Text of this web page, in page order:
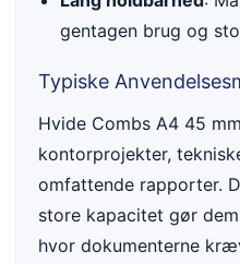
gentagen brug og
Typiske
Hvide Combs A4 45
kontorprojekter,
omfattende rapporter.
store kapacitet gør
hvor dokumenterne